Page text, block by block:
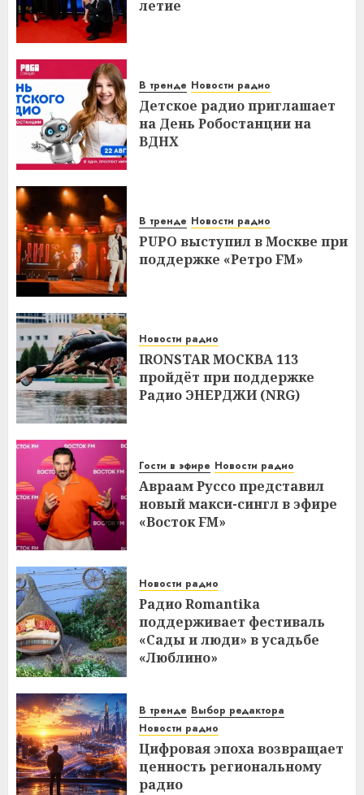
летие
В тренде Новости радио
Детское радио приглашает
на День Робостанции на
ВДНХ
В тренде Новости радио
PUPO выступил в Москве при
поддержке «Ретро FM»
Новости радио
IRONSTAR МОСКВА 113
пройдёт при поддержке
Радио ЭНЕРДЖИ (NRG)
Гости в эфире Новости радио
Авраам Руссо представил
новый макси-сингл в эфире
«Восток FM»
Новости радио
Радио Romantika
поддерживает фестиваль
«Сады и люди» в усадьбе
«Люблино»
В тренде Выбор редактора
Новости радио
Цифровая эпоха возвращает
ценность региональному
радио